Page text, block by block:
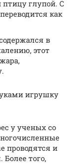
птицу глупой. С
как
в
этот
игрушку
у ученых со
проводятся и
того,